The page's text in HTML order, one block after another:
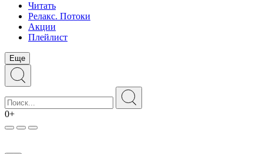
Читать
Релакс. Потоки
Акции
Плейлист
Еще
0+